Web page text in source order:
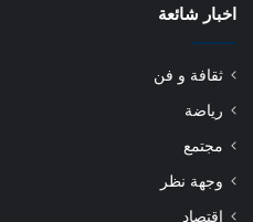
اخبار شائعة
ثقافة و فن
رياضة
مجتمع
وجهة نظر
اقتصاد